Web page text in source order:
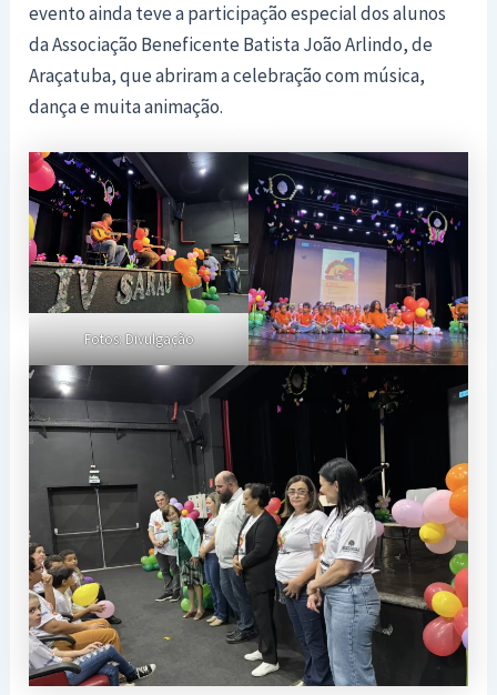
evento ainda teve a participação especial dos alunos
da Associação Beneficente Batista João Arlindo, de
Araçatuba, que abriram a celebração com música,
dança e muita animação.
Fotos: Divulgação